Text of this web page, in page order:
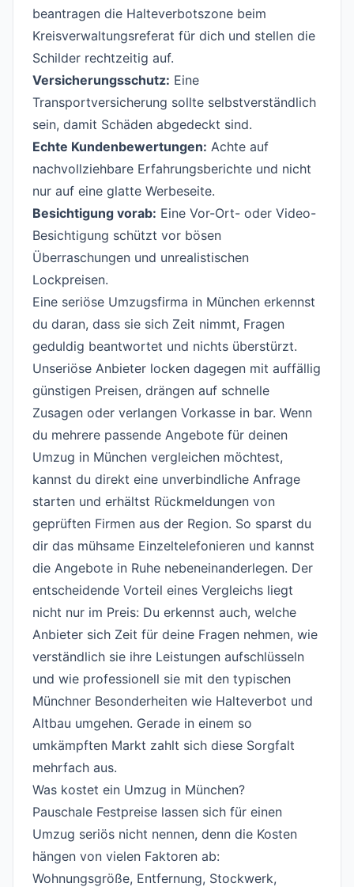
beantragen die Halteverbotszone beim
Kreisverwaltungsreferat für dich und stellen die
Schilder rechtzeitig auf.
Versicherungsschutz: Eine
Transportversicherung sollte selbstverständlich
sein, damit Schäden abgedeckt sind.
Echte Kundenbewertungen: Achte auf
nachvollziehbare Erfahrungsberichte und nicht
nur auf eine glatte Werbeseite.
Besichtigung vorab: Eine Vor-Ort- oder Video-
Besichtigung schützt vor bösen
Überraschungen und unrealistischen
Lockpreisen.
Eine seriöse Umzugsfirma in München erkennst
du daran, dass sie sich Zeit nimmt, Fragen
geduldig beantwortet und nichts überstürzt.
Unseriöse Anbieter locken dagegen mit auffällig
günstigen Preisen, drängen auf schnelle
Zusagen oder verlangen Vorkasse in bar. Wenn
du mehrere passende Angebote für deinen
Umzug in München vergleichen möchtest,
kannst du direkt eine unverbindliche Anfrage
starten und erhältst Rückmeldungen von
geprüften Firmen aus der Region. So sparst du
dir das mühsame Einzeltelefonieren und kannst
die Angebote in Ruhe nebeneinanderlegen. Der
entscheidende Vorteil eines Vergleichs liegt
nicht nur im Preis: Du erkennst auch, welche
Anbieter sich Zeit für deine Fragen nehmen, wie
verständlich sie ihre Leistungen aufschlüsseln
und wie professionell sie mit den typischen
Münchner Besonderheiten wie Halteverbot und
Altbau umgehen. Gerade in einem so
umkämpften Markt zahlt sich diese Sorgfalt
mehrfach aus.
Was kostet ein Umzug in München?
Pauschale Festpreise lassen sich für einen
Umzug seriös nicht nennen, denn die Kosten
hängen von vielen Faktoren ab:
Wohnungsgröße, Entfernung, Stockwerk,